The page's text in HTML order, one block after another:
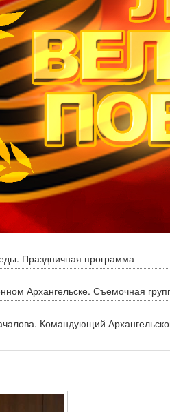
Праздничная программа
Архангельске. Съемочная
Командующий